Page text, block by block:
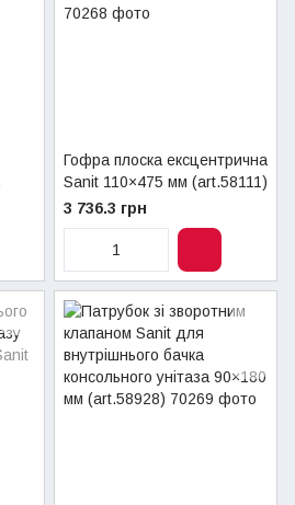
Гофра плоска ексцентрична
Sanit 110×475 мм (art.58111)
3 736.3 грн